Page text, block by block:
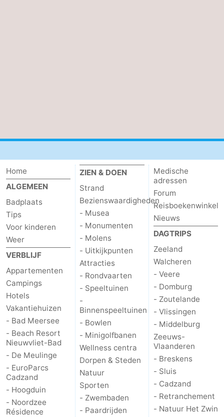
Home
ALGEMEEN
Badplaats
Tips
Voor kinderen
Weer
VERBLIJF
Appartementen
Campings
Hotels
Vakantiehuizen
- Bad Meersee
- Beach Resort
Nieuwvliet-Bad
- De Meulinge
- EuroParcs
Cadzand
- Hoogduin
- Noordzee
Résidence
ZIEN & DOEN
Strand
Bezienswaardigheden
- Musea
- Monumenten
- Molens
- Uitkijkpunten
Attracties
- Rondvaarten
- Speeltuinen
-
Binnenspeeltuinen
- Bowlen
- Minigolfbanen
Wellness centra
Dorpen & Steden
Natuur
Sporten
- Zwembaden
- Paardrijden
Medische
adressen
Forum
Reisboekenwinkel
Nieuws
DAGTRIPS
Zeeland
Walcheren
- Veere
- Domburg
- Zoutelande
- Vlissingen
- Middelburg
Zeeuws-
Vlaanderen
- Breskens
- Sluis
- Cadzand
- Retranchement
- Natuur Het Zwin